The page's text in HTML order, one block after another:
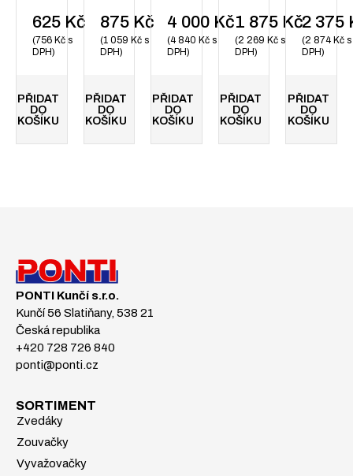
625 Kč
756 Kč s
DPH
PŘIDAT
DO
KOŠÍKU
875 Kč
1 059 Kčs
DPH
PŘIDAT
DO
KOŠÍKU
4 000 Kč
4 840Kč s
DPH
PŘIDAT
DO
KOŠÍKU
1 875 Kč
2 269 Kčs
DPH
PŘIDAT
DO
KOŠÍKU
2 375
2 874Kč s
DPH
PŘIDAT
DO
KOŠÍKU
PONTI Kunčí s.r.o.
Kunčí 56 Slatiňany, 538 21
Česká republika
+420 728 726 840
ponti@ponti.cz
SORTIMENT
Zvedáky
Zouvačky
Vyvažovačky